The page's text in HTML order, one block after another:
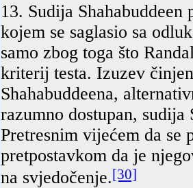
13. Sudija
kojem se saglasio sa
samo zbog toga što
kriterij testa. Izuzev
Shahabuddeena,
razumno dostupan, sudija
Pretresnim vijećem da se
pretpostavkom da je
na svjedočenje.[30]